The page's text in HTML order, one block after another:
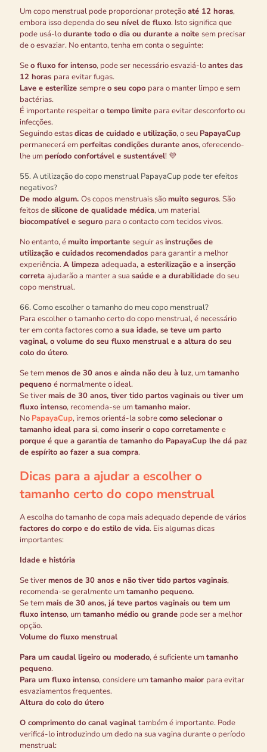
Um copo menstrual pode proporcionar proteçãoaté 12 horas,
embora isso dependa doseu nível de fluxo. Isto significa que
pode usá-lodurante todo o dia ou durante a noite sem precisar
de o esvaziar. No entanto, tenha em conta o seguinte:
Seo fluxo for intenso, pode ser necessário esvaziá-loantes das
12 horas para evitar fugas.
Lave e esterilize sempreo seu copo para o manter limpo e sem
bactérias.
É importante respeitaro tempo limite para evitar desconforto ou
infecções.
Seguindo estasdicas de cuidado e utilização, o seu PapayaCup
permanecerá emperfeitas condições durante anos, oferecendo-
lhe umperíodo confortável e sustentável! 💜
55. A utilização do copo menstrual PapayaCup pode ter efeitos
negativos?
De modo algum. Os copos menstruais sãomuito seguros. São
feitos desilicone de qualidade médica, um material
biocompatível e seguro para o contacto com tecidos vivos.
No entanto, émuito importante seguir asinstruções de
utilização e cuidados recomendados para garantir a melhor
experiência.A limpeza adequada, a esterilização e a inserção
correta ajudarão a manter a sua saúde e a durabilidade do seu
copo menstrual.
66. Como escolher o tamanho do meu copo menstrual?
Para escolher o tamanho certo do copo menstrual, é necessário
ter em conta factores comoa sua idade, se teve um parto
vaginal, o volume do seu fluxo menstrual e a altura do seu
colo do útero.
Se temmenos de 30 anos e ainda não deu à luz, umtamanho
pequeno é normalmente o ideal.
Se tivermais de 30 anos, tiver tido partos vaginais ou tiver um
fluxo intenso, recomenda-se umtamanho maior.
No PapayaCup, iremos orientá-la sobrecomo selecionar o
tamanho ideal para si,como inserir o copo corretamente e
porque é que a garantia de tamanho do PapayaCup lhe dá paz
de espírito ao fazer a sua compra.
Dicas para a ajudar a escolher o
tamanho certo do copo menstrual
A escolha do tamanho de copa mais adequado depende de vários
factores do corpo e do estilo de vida. Eis algumas dicas
importantes:
Idade e história
Se tivermenos de 30 anos e não tiver tido partos vaginais,
recomenda-se geralmente umtamanho pequeno.
Se temmais de 30 anos, já teve partos vaginais ou tem um
fluxo intenso, umtamanho médio ou grande pode ser a melhor
opção.
Volume do fluxo menstrual
Para um caudal ligeiro ou moderado, é suficiente umtamanho
pequeno.
Para um fluxo intenso, considere umtamanho maior para evitar
esvaziamentos frequentes.
Altura do colo do útero
O comprimento do canal vaginal também é importante. Pode
verificá-lo introduzindo um dedo na sua vagina durante o período
menstrual: